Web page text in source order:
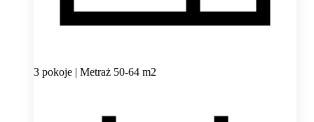
3 pokoje | Metraż 50-64 m2